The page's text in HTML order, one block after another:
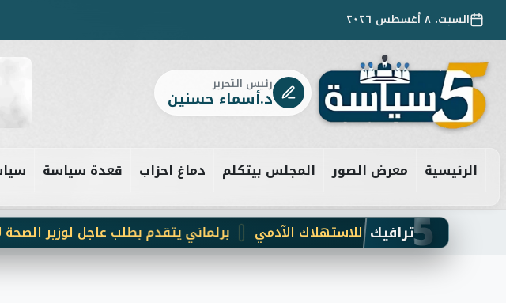
السبت، ٨ أغسطس ٢٠٢٦
رئيس التحرير
د.أسماء حسنين
الرئيسية معرض الصور المجلس بيتكلم دماغ احزاب قعدة سياسة
5ترافيك برلماني يتقدم بطلب عاجل لوزير الصحة